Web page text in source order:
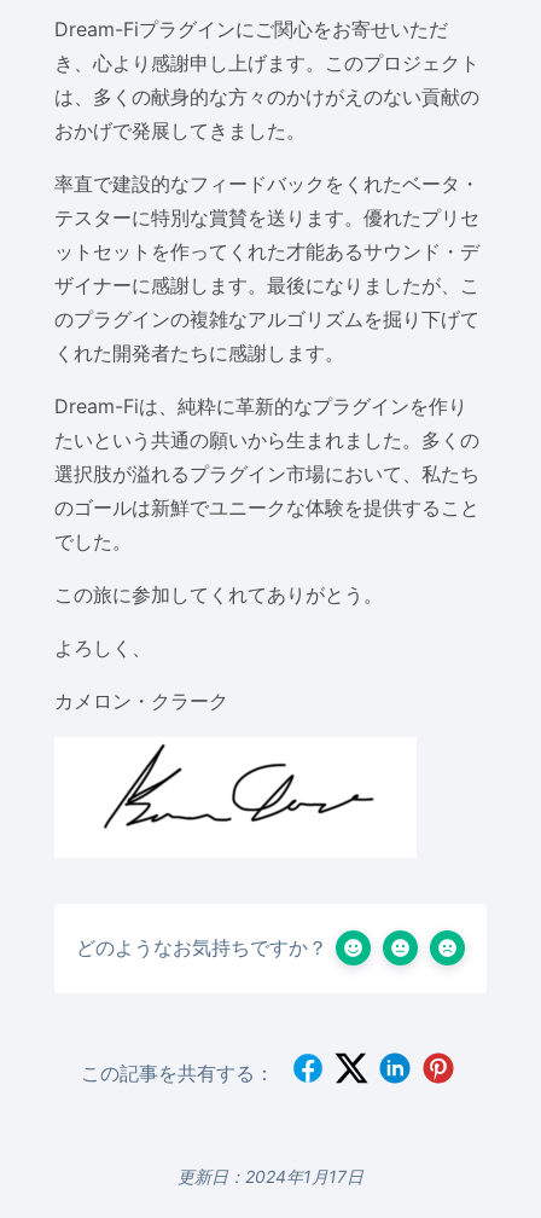
Dream-Fiプラグインにご関心をお寄せいただ
き、心より感謝申し上げます。このプロジェクト
は、多くの献身的な方々のかけがえのない貢献の
おかげで発展してきました。
率直で建設的なフィードバックをくれたベータ・
テスターに特別な賞賛を送ります。優れたプリセ
ットセットを作ってくれた才能あるサウンド・デ
ザイナーに感謝します。最後になりましたが、こ
のプラグインの複雑なアルゴリズムを掘り下げて
くれた開発者たちに感謝します。
Dream-Fiは、純粋に革新的なプラグインを作り
たいという共通の願いから生まれました。多くの
選択肢が溢れるプラグイン市場において、私たち
のゴールは新鮮でユニークな体験を提供すること
でした。
この旅に参加してくれてありがとう。
よろしく、
カメロン・クラーク
どのようなお気持ちですか？
この記事を共有する：
更新日：2024年1月17日